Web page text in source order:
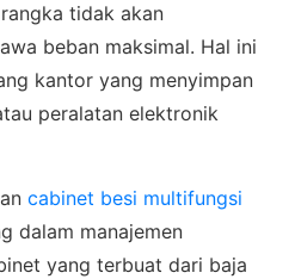
tidak akan
beban maksimal. Hal ini
kantor yang menyimpan
peralatan elektronik
cabinet besi multifungsi
dalam manajemen
yang terbuat dari baja